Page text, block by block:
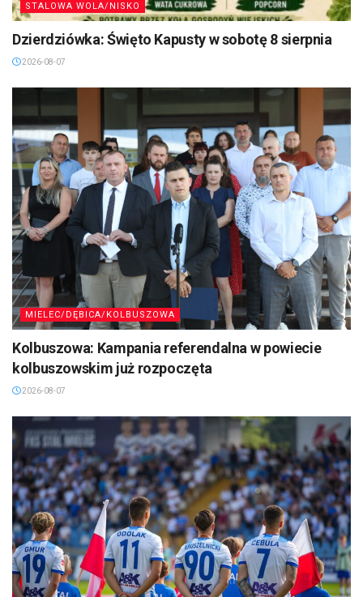
STALOWA WOLA/NISKO
Dzierdziówka: Święto Kapusty w sobotę 8 sierpnia
2026-08-07
MIELEC/DĘBICA/KOLBUSZOWA
Kolbuszowa: Kampania referendalna w powiecie
kolbuszowskim już rozpoczęta
2026-08-07